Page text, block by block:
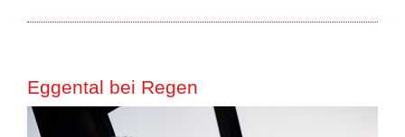
Eggental bei Regen